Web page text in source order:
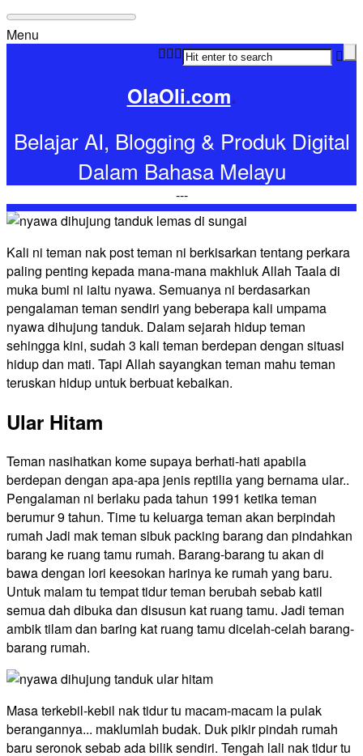
Menu
OlaOli.com.
Belajar AI, Blogging & Produk Digital
Dalam Bahasa Melayu
---
Kali ni teman nak post teman ni berkisarkan tentang perkara
paling penting kepada mana-mana makhluk Allah Taala di
muka bumi ni iaitu nyawa. Semuanya ni berdasarkan
pengalaman teman sendiri yang beberapa kali umpama
nyawa dihujung tanduk. Dalam sejarah hidup teman
sehingga kini, sudah 3 kali teman berdepan dengan situasi
hidup dan mati. Tapi Allah sayangkan teman mahu teman
teruskan hidup untuk berbuat kebaikan.
Ular Hitam
Teman nasihatkan kome supaya berhati-hati apabila
berdepan dengan apa-apa jenis reptilia yang bernama ular..
Pengalaman ni berlaku pada tahun 1991 ketika teman
berumur 9 tahun. Time tu keluarga teman akan berpindah
rumah Jadi mak teman sibuk packing barang dan pindahkan
barang ke ruang tamu rumah. Barang-barang tu akan di
bawa dengan lori keesokan harinya ke rumah yang baru.
Untuk malam tu tempat tidur teman berubah sebab katil
semua dah dibuka dan disusun kat ruang tamu. Jadi teman
ambik tilam dan baring kat ruang tamu dicelah-celah barang-
barang rumah.
Masa terkebil-kebil nak tidur tu macam-macam la pulak
berangannya... maklumlah budak. Duk pikir pindah rumah
baru seronok sebab ada bilik sendiri. Tengah lali nak tidur tu